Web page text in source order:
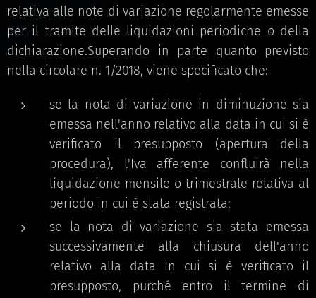
relativa alle note di variazione regolarmente emesse
per il tramite delle liquidazioni periodiche o della
dichiarazione.Superando in parte quanto previsto
nella circolare n. 1/2018, viene specificato che:
se la nota di variazione in diminuzione sia
emessa nell'anno relativo alla data in cui si è
verificato il presupposto (apertura della
procedura), l'Iva afferente confluirà nella
liquidazione mensile o trimestrale relativa al
periodo in cui è stata registrata;
se la nota di variazione sia stata emessa
successivamente alla chiusura dell'anno
relativo alla data in cui si è verificato il
presupposto, purché entro il termine di